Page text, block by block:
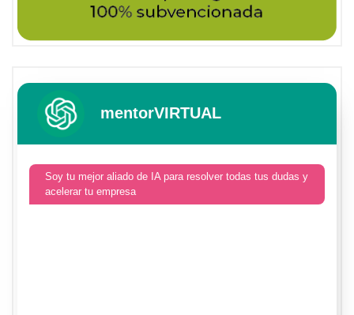
mentorVIRTUAL
Soy tu mejor aliado de IA para resolver todas tus dudas y
acelerar tu empresa